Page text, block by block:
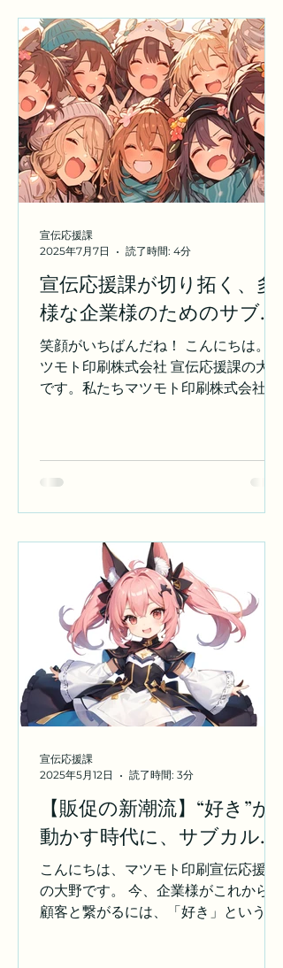
ンド価値を高めることができます。た
とえば、地域に根差した商品開発や、
売上の一部を社会貢献活動に寄付する
取り組みは、顧客からの信頼を得るだ
けでなく、従業員のエンゲージメント
向上にも繋がります。この三位一体の
バランスこそが、持続可能なビジネス
を築くための強力な基盤となるので
す。 2. 「汗をかけ、知恵を出せ」―足
だからこそ、近江商人が各地を巡って
対話が重要になります。SNS上での丁
寧なコミュニケーションや、顧客一人
ート、さらにはオフラインでの交流会
を開催するなど、直接的な接点を増や
すことで、顧客は「企業」ではな
宣伝応援課が切り拓く、多
様な企業様のためのサブカ
ルマーケティング支援のす
すめ。
笑顔がいちばんだね！ こんにちは。マ
ツモト印刷株式会社 宣伝応援課の大野
です。私たちマツモト印刷株式会社 宣
いう言葉を聞いて、多くの方は「オタ
向けの施策」と思うかもしれません。
確かに、サブカルチャーはかつてはマ
イナーな趣味の集合体でした。しか
し、時代は変わりました。今やアニ
メ、ゲーム、マンガ、コスプレ、
VTuberなどのサブカル文化は、巨大
な市場と熱狂的なファン層を形成し、
消費動向にも大きな影響を与える社会
現象に成長しています。 さあ、私たち
緒に新たな売り上げ獲得・告知集客の
サブカルは、もう「趣味」じゃない。
ビジネスの核になる。 これを読んでい
うと関係ありません。食品でも、ITで
も、製造業でも、アパレルでも、サー
ビス業でも。サブカルマーケテ
宣伝応援課
2025年7月7日
読了時間: 4分
【販促の新潮流】“好き”が
動かす時代に、サブカルイ
ベントという熱狂を味方に
しませんか？
こんにちは、マツモト印刷宣伝応援課
の大野です。 今、企業様がこれからの
顧客と繋がるには、「好き」という感
宣伝応援課
2025年5月12日
読了時間: 3分